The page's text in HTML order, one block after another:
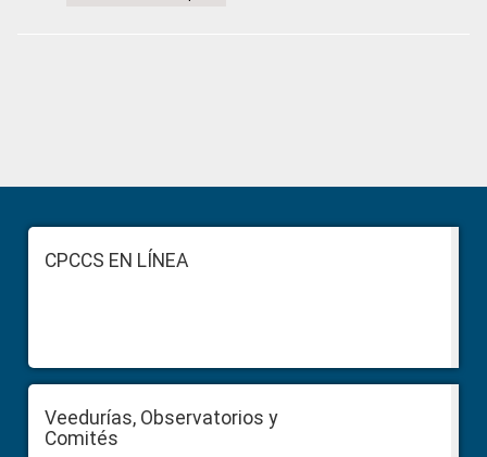
Sidebar
FooterCPCCS EN LÍNEA
Veedurías, Observatorios y
Comités